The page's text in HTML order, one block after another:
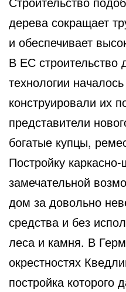
дерева сокращает
и обеспечивает
В ЕС строительство
технологии
конструировали их
представители
богатые купцы,
Постройку
замечательной
дом за довольно
средства и без
леса и камня. В
окрестностях
постройка которого